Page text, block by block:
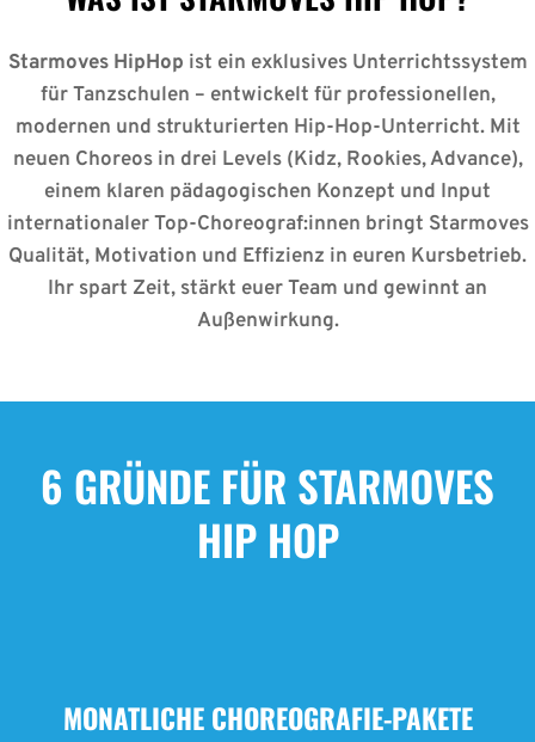
Starmoves HipHop ist ein exklusives Unterrichtssystem
für Tanzschulen – entwickelt für professionellen,
modernen und strukturierten Hip-Hop-Unterricht. Mit
neuen Choreos in drei Levels (Kidz, Rookies, Advance),
einem klaren pädagogischen Konzept und Input
internationaler Top-Choreograf:innen bringt Starmoves
Qualität, Motivation und Effizienz in euren Kursbetrieb.
Ihr spart Zeit, stärkt euer Team und gewinnt an
Außenwirkung.
6 GRÜNDE FÜR STARMOVES
HIP HOP
MONATLICHE CHOREOGRAFIE-PAKETE